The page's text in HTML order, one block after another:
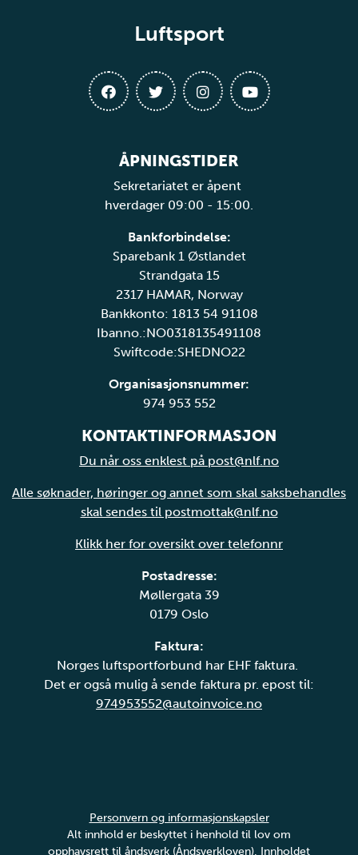
Luftsport
ÅPNINGSTIDER
Sekretariatet er åpent
hverdager 09:00 - 15:00.
Bankforbindelse:
Sparebank 1 Østlandet
Strandgata 15
2317 HAMAR, Norway
Bankkonto: 1813 54 91108
Ibanno.:NO0318135491108
Swiftcode:SHEDNO22
Organisasjonsnummer:
974 953 552
KONTAKTINFORMASJON
Du når oss enklest på post@nlf.no
Alle søknader, høringer og annet som skal saksbehandles
skal sendes til postmottak@nlf.no
Klikk her for oversikt over telefonnr
Postadresse:
Møllergata 39
0179 Oslo
Faktura:
Norges luftsportforbund har EHF faktura.
Det er også mulig å sende faktura pr. epost til:
974953552@autoinvoice.no
Personvern og informasjonskapsler
Alt innhold er beskyttet i henhold til lov om
opphavsrett til åndsverk (Åndsverkloven). Innholdet